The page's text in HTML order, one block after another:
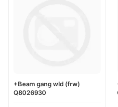
+Beam gang wld (frw)
Q8026930